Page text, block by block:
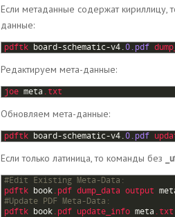
Если метаданные содержат кириллицу,
данные:
pdftk board-schematic-v4.0.pdf
Редактируем мета-данные:
joe meta .txt
Обновляем мета-данные:
pdftk board-schematic-v4.0.pdf
Если только латиница, то команды без
#Edit Existing Meta-Data:
pdftk book.pdf dump_data output
#Update PDF Meta-Data:
pdftk book.pdf update_info meta .txt